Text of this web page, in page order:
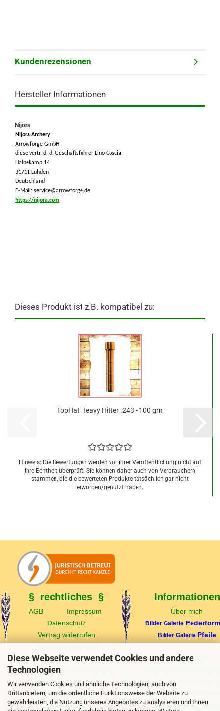
Diese Webseite verwendet Cookies und andere
Technologien
Wir verwenden Cookies und ähnliche Technologien, auch von
Drittanbietern, um die ordentliche Funktionsweise der Website zu
gewährleisten, die Nutzung unseres Angebotes zu analysieren und Ihnen
Kundenrezensionen
Hersteller Informationen
Nijora
Nijora Archery
Arrowforge GmbH
diese vertr. d. d. Geschäftsführer Lino Coscia
Hainekamp 14
31711 Luhden
Deutschland
E-Mail: service@arrowforge.de
https://nijora.com
Dieses Produkt ist z.B. kompatibel zu:
TopHat Heavy Hitter .243 - 100 grn
Hinweis: Die Bewertungen werden vor ihrer Veröffentlichung nicht auf
ihre Echtheit überprüft. Sie können daher auch von Verbrauchern
stammen, die die bewerteten Produkte tatsächlich gar nicht
erworben/genutzt haben.
§ rechtliches § Informationen
AGB Impressum
Über mich
Datenschutz
Bilder Galerie
Vertrag widerrufen
Bilder Galerie Pfeile
Echtheit v. Kundenbewertungen
Federfarben
Produktsicherheitsverordnung
Bildquellennachweise
Lacke/Lasuren für
Zahlungsbedingungen
Spinewerttabellen
Versandkosten
Spitzen für